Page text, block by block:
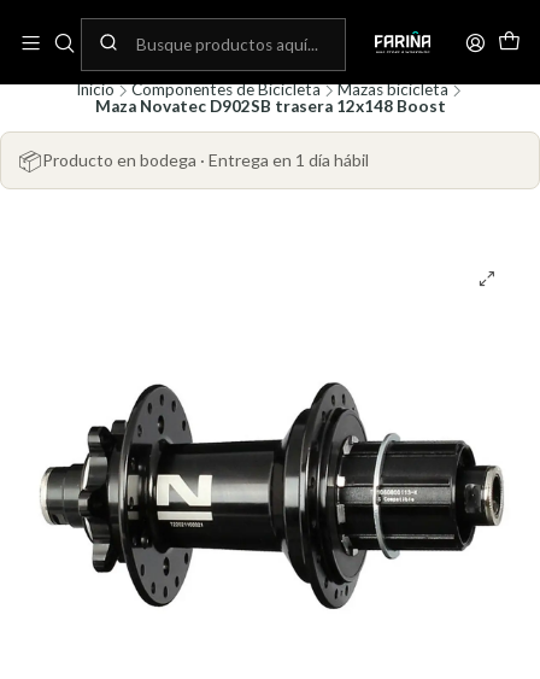
Envíos gratis por compras sobre 80.000! (No aplica para bicicletas)
Inicio Componentes de Bicicleta
Mazas bicicleta
Maza Novatec D902SB trasera 12x148 Boost
📦Producto en bodega · Entrega en 1 día hábil